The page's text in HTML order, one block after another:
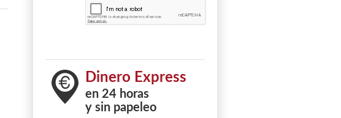
Dinero Express
en 24 horas
y sin papeleo